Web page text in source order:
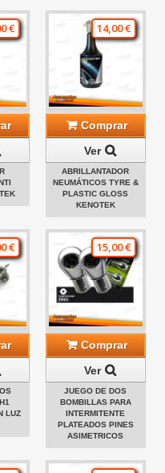
€ 14,00 €
Comprar
Ver
ABRILLANTADOR
NEUMÁTICOS TYRE &
PLASTIC GLOSS
KENOTEK
€
LUZ
15,00 €
Comprar
Ver
JUEGO DE DOS
BOMBILLAS PARA
INTERMITENTE
PLATEADOS PINES
ASIMETRICOS